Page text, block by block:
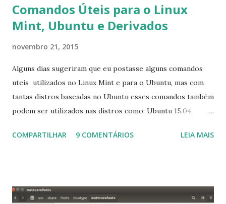
Comandos Úteis para o Linux
Mint, Ubuntu e Derivados
novembro 21, 2015
Alguns dias sugeriram que eu postasse alguns comandos
uteis utilizados no Linux Mint e para o Ubuntu, mas com
tantas distros baseadas no Ubuntu esses comandos também
podem ser utilizados nas distros como: Ubuntu 15.04,
Linux Mint 17, Pinguy OS 14.04, Elementary OS 0.3, Deepin
para usuários iniciantes... 1- Atualizar a lista de pacotes: $
COMPARTILHAR 9 COMENTÁRIOS LEIA MAIS